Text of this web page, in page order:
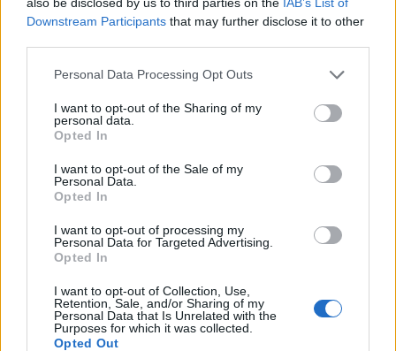
Downstream Participants that may further disclose it to other
Personal Data Processing Opt Outs
I want to opt-out of the Sharing of my
personal data.
Opted In
I want to opt-out of the Sale of my
Personal Data.
Opted In
I want to opt-out of processing my
Personal Data for Targeted Advertising.
Opted In
I want to opt-out of Collection, Use,
Retention, Sale, and/or Sharing of my
Personal Data that Is Unrelated with the
Purposes for which it was collected.
Opted Out
προγράμματα και δράσεις σε όλες τις βαθμίδες με
σύγχρονη εκπαιδευτική και επαγγελματική
πραγματικότητα, δίδοντας, παράλληλα, έμφαση
σε προγράμματα που προσφέρουν ευκαιρίες
(upskilling & reskilling) σε νέους πτυχιούχους και
εκπαιδευτικούς, καταρτίζοντάς τους στις πλέον
υποτροφίες μεταπτυχιακών σπουδών σε τομείς
που άπτονται της 4ης Βιομηχανικής
Επανάστασης, σημείωσε η κα Λιανού.
STEAMIng the Future: